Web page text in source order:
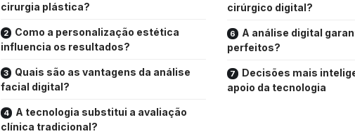
cirurgia plástica?
Como a personalização estética
influencia os resultados?
Quais são as vantagens da análise
facial digital?
A tecnologia substitui a avaliação
clínica tradicional?
cirúrgico digital?
A análise digital
perfeitos?
Decisões mais
apoio da tecnologia